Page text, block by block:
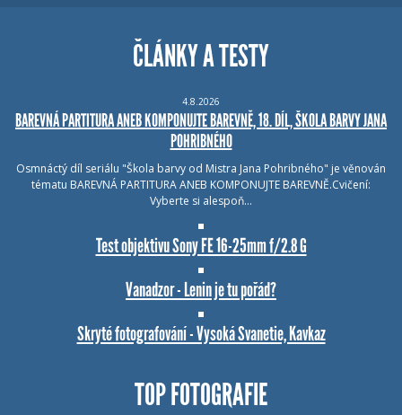
ČLÁNKY A TESTY
4.8.2026
BAREVNÁ PARTITURA ANEB KOMPONUJTE BAREVNĚ, 18. DÍL, ŠKOLA BARVY JANA
POHRIBNÉHO
Osmnáctý díl seriálu "Škola barvy od Mistra Jana Pohribného" je věnován
tématu BAREVNÁ PARTITURA ANEB KOMPONUJTE BAREVNĚ.Cvičení:
Vyberte si alespoň…
Test objektivu Sony FE 16-25mm f/2.8 G
Vanadzor - Lenin je tu pořád?
Skryté fotografování - Vysoká Svanetie, Kavkaz
TOP FOTOGRAFIE